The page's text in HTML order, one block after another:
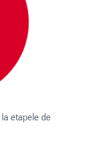
etapele de